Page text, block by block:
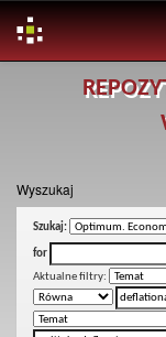
Wyszukaj
Szukaj:
for
Aktualne filtry: